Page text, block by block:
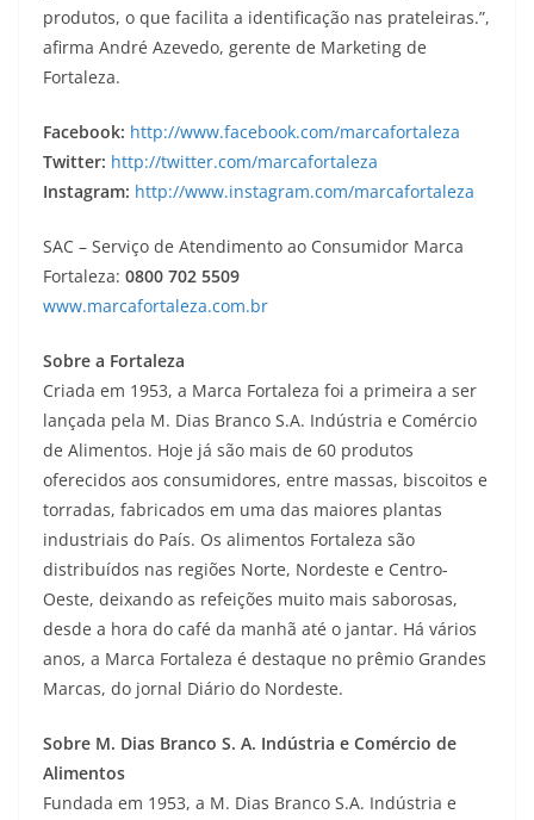
produtos, o que facilita a identificação nas prateleiras.”,
afirma André Azevedo, gerente de Marketing de
Fortaleza.
Facebook: http://www.facebook.com/marcafortaleza
Twitter: http://twitter.com/marcafortaleza
Instagram: http://www.instagram.com/marcafortaleza
SAC – Serviço de Atendimento ao Consumidor Marca
Fortaleza: 0800 702 5509
www.marcafortaleza.com.br
Sobre a Fortaleza
Criada em 1953, a Marca Fortaleza foi a primeira a ser
lançada pela M. Dias Branco S.A. Indústria e Comércio
de Alimentos. Hoje já são mais de 60 produtos
oferecidos aos consumidores, entre massas, biscoitos e
torradas, fabricados em uma das maiores plantas
industriais do País. Os alimentos Fortaleza são
distribuídos nas regiões Norte, Nordeste e Centro-
Oeste, deixando as refeições muito mais saborosas,
desde a hora do café da manhã até o jantar. Há vários
anos, a Marca Fortaleza é destaque no prêmio Grandes
Marcas, do jornal Diário do Nordeste.
Sobre M. Dias Branco S. A. Indústria e Comércio de
Alimentos
Fundada em 1953, a M. Dias Branco S.A. Indústria e